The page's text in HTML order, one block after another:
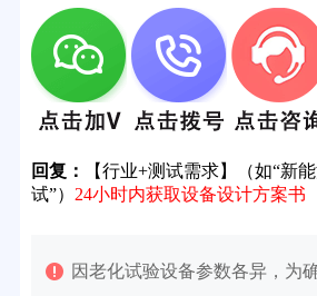
回复：
【行业+测试需求】（如“新
试”） 24小时内获取设备设计方案书
因老化试验设备参数各异，为